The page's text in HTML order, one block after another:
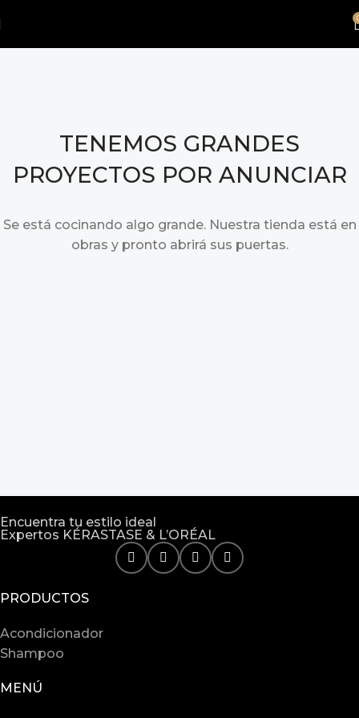
TENEMOS GRANDES
PROYECTOS POR ANUNCIAR
Se está cocinando algo grande. Nuestra tienda está en
obras y pronto abrirá sus puertas.
Encuentra tu estilo ideal
Expertos KÉRASTASE & L’ORÉAL
PRODUCTOS
Acondicionador
Shampoo
MENÚ